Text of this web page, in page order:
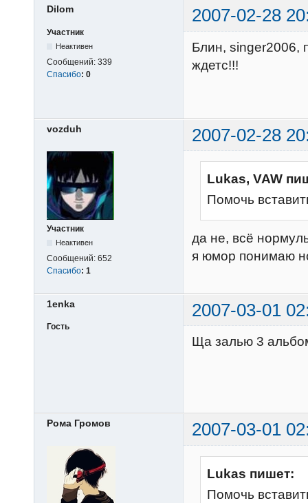
Dilom 2007-02-28
Участник
Неактивен
Сообщений: 339
Спасибо: 0
Блин, singer2006,
ждетс!!!
vozduh 2007-02-28
Участник
Неактивен
Сообщений: 652
Спасибо: 1
Lukas, VAW
Помочь
да не, всё
я юмор понимаю
1enka 2007-03-01
Гость
Ща залью 3
Рома Громов 2007-03-01
Lukas пишет:
Помочь